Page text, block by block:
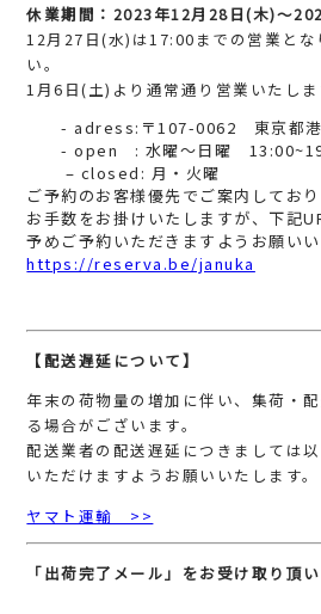
休業期間：2023年12月28日(木)～
12月27日(水)は17:00までの営業とな
い。
1月6日(土)より通常通り営業いたしま
- adress:〒107-0062 東京都港
- open : 水曜〜日曜
– closed: 月・火曜
ご予約のお客様優先でご案内しており
お手数をお掛けいたしますが、下記
予めご予約いただきますようお願いい
https://reserva.be/januka
【配送遅延について】
年末の荷物量の増加に伴い、集荷・
る場合がございます。
配送業者の配送遅延につきましては
いただけますようお願いいたします。
ヤマト運輸 >>
「出荷完了メール」をお受け取り頂